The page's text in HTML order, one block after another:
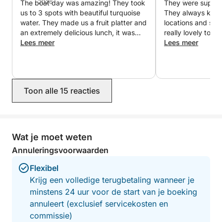
kunt genieten van fruit, frisdranken, thee of koffie
terwijl u de vredige avondstemming bewondert. De
cruise keert om 20:00 uur terug naar de haven en
biedt de perfecte manier om van de zee bij
Boek vandaag nog uw cruise naar Bodrum en geniet
van kristalheldere baaien, ontspannende zwemstops
en onvergetelijke momenten op zee vanuit de haven
2026
The boat day was amazing! They took
us to 3 spots with beautiful turquoise
water. They made us a fruit platter and
an extremely delicious lunch, it was
really amazing. They were both super
would definitely book this again.
Lees meer
They were super
They always
locations and
really lovely too!!
experience, I
Lees meer
Toon alle 15 reacties
Wat je moet weten
Annuleringsvoorwaarden
Flexibel
Krijg een volledige terugbetaling wanneer je
minstens 24 uur voor de start van je boeking
annuleert (exclusief servicekosten en
commissie)